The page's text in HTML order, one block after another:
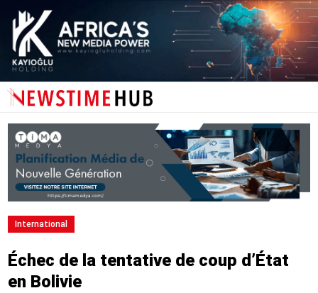
International
Échec de la tentative de coup d’État
en Bolivie